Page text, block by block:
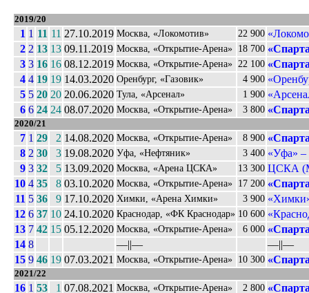
2019/20
1 1 11 11 27.10.2019 Москва, «Локомотив» 22 900
2 2 13 13 09.11.2019 Москва, «Открытие-Арена» 18 700
3 3 16 16 08.12.2019 Москва, «Открытие-Арена» 22 100
4 4 19 19 14.03.2020 Оренбург, «Газовик» 4 900
5 5 20 20 20.06.2020 Тула, «Арсенал» 1 900
6 6 24 24 08.07.2020 Москва, «Открытие-Арена» 3 800
2020/21
7 1 29 2 14.08.2020 Москва, «Открытие-Арена» 8 900
8 2 30 3 19.08.2020 Уфа, «Нефтяник» 3 400 «Уфа» –
9 3 32 5 13.09.2020 Москва, «Арена ЦСКА» 13 300 ЦСКА
10 4 35 8 03.10.2020 Москва, «Открытие-Арена» 17 200
11 5 36 9 17.10.2020 Химки, «Арена Химки» 3 900
12 6 37 10 24.10.2020 Краснодар, «ФК Краснодар» 10 600
13 7 42 15 05.12.2020 Москва, «Открытие-Арена» 6 000
14 8 ––||––
––||––
15 9 46 19 07.03.2021 Москва, «Открытие-Арена» 10 300
2021/22
16 1 53 1 07.08.2021 Москва, «Открытие-Арена» 2 800